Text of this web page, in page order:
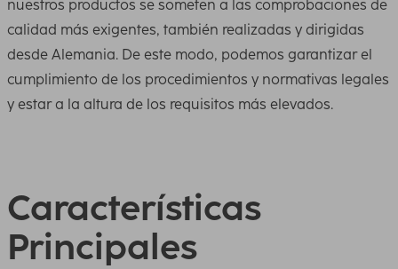
nuestros productos se someten a las comprobaciones de
calidad más exigentes, también realizadas y dirigidas
desde Alemania. De este modo, podemos garantizar el
cumplimiento de los procedimientos y normativas legales
y estar a la altura de los requisitos más elevados.
Características
Principales